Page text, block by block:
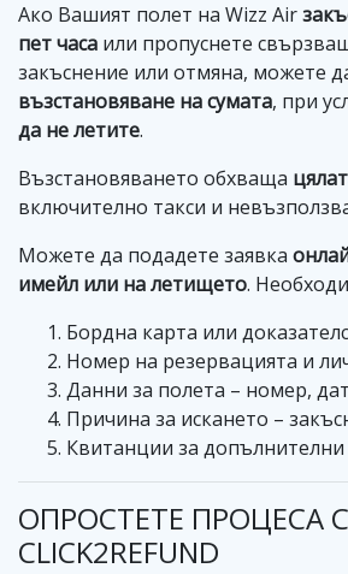
Ако Вашият полет на Wizz Air
пет часа или пропуснете
закъснение или отмяна, можете
възстановяване на сумата, при
да не летите.
Възстановяването обхваща
включително такси и
Можете да подадете заявка
имейл или на летището.
Бордна карта или
Номер на резервацията и
Данни за полета – номер,
Причина за искането –
Квитанции за
ОПРОСТЕТЕ ПРОЦЕСА С
CLICK2REFUND